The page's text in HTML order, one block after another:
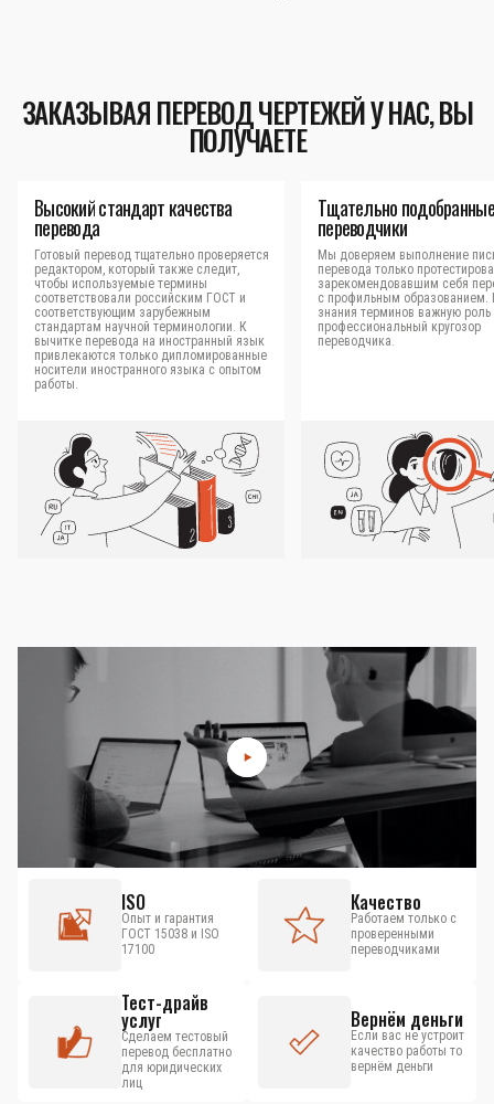
ЗАКАЗЫВАЯ ПЕРЕВОД ЧЕРТЕЖЕЙ У НАС, ВЫ
ПОЛУЧАЕТЕ
Высокий стандарт качества
перевода
Готовый перевод тщательно проверяется
редактором, который также следит,
чтобы используемые термины
соответствовали российским ГОСТ и
соответствующим зарубежным
стандартам научной терминологии. К
вычитке перевода на иностранный язык
привлекаются только дипломированные
носители иностранного языка с опытом
работы.
Тщательно подобранные
переводчики
Мы доверяем выполнение
перевода только
зарекомендовавшим себя
с профильным
знания терминов важную роль
профессиональный кругозор
переводчика.
ISO
Опыт и гарантия
ГОСТ 15038 и ISO
17100
Качество
Работаем только с
проверенными
переводчиками
Тест-драйв
услуг
Сделаем тестовый
перевод бесплатно
для юридических
лиц
Вернём деньги
Если вас не устроит
качество работы то
вернём деньги